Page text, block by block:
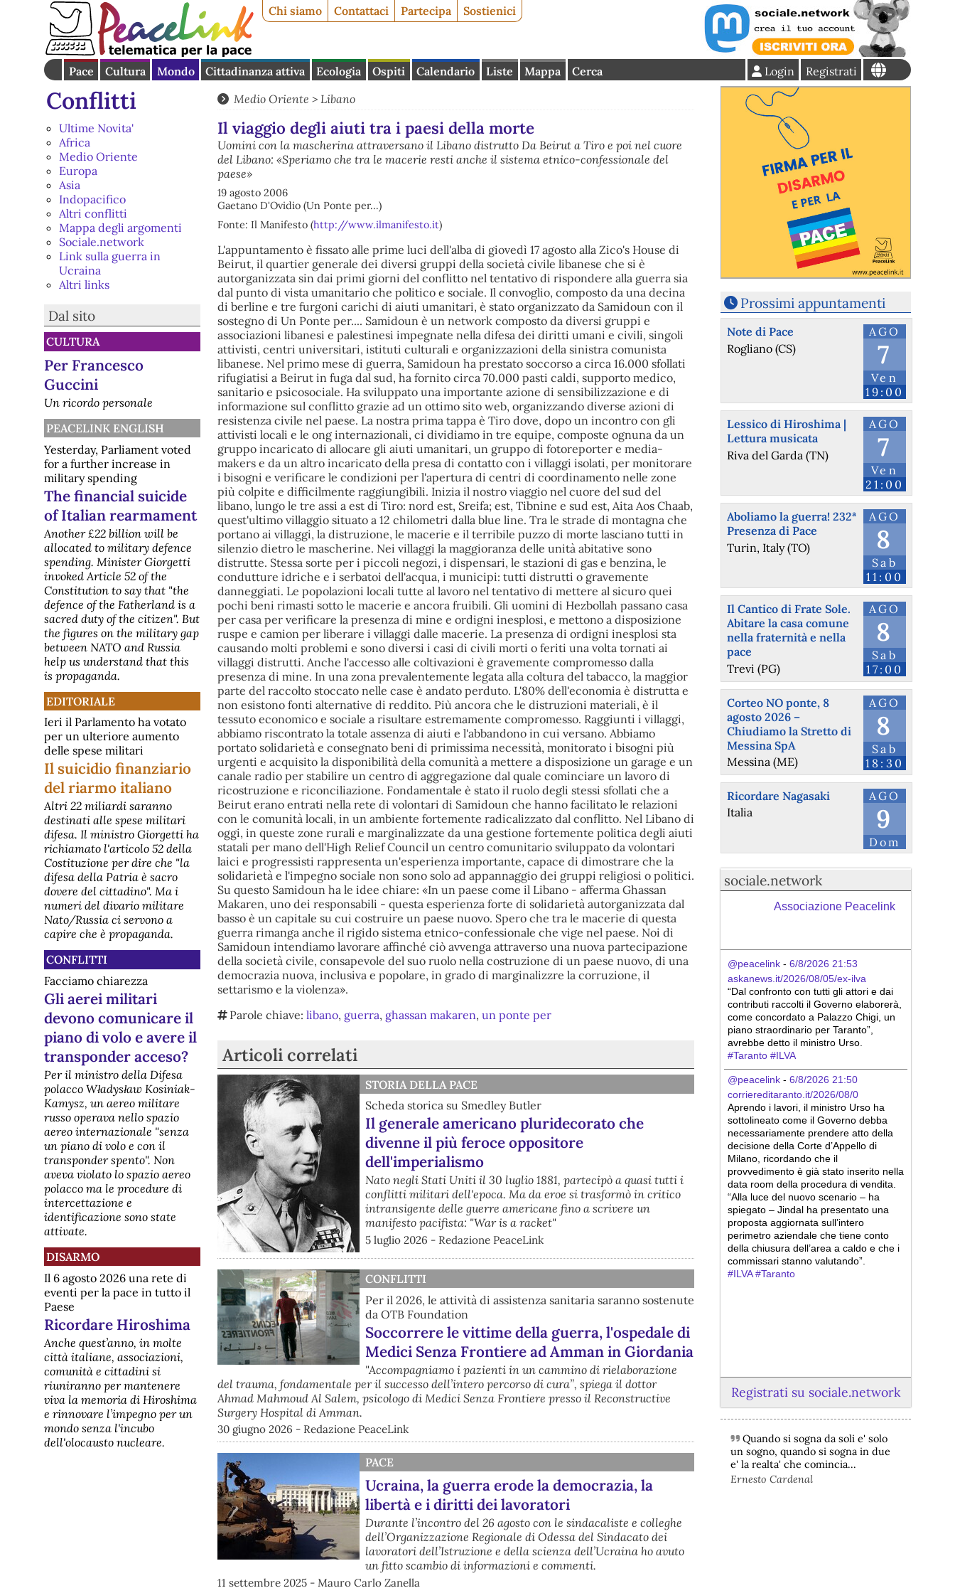
Chi siamo Contattaci Partecipa Sostienici
Pace Cultura Mondo Cittadinanza attiva Ecologia Ospiti Calendario Liste Mappa Cerca Registrati
Login
Conflitti
Ultime Novita'
Africa
Medio Oriente
Europa
Asia
Indopacifico
Altri conflitti
Mappa degli argomenti
Sociale.network
Link sulla guerra in
Ucraina
Altri links
Dal sito
CULTURA
Per Francesco
Guccini
Un ricordo personale
PEACELINK ENGLISH
Yesterday, Parliament voted
for a further increase in
military spending
The financial suicide
of Italian rearmament
Another £22 billion will be
allocated to military defence
spending. Minister Giorgetti
invoked Article 52 of the
Constitution to say that "the
defence of the Fatherland is a
sacred duty of the citizen". But
the figures on the military gap
between NATO and Russia
help us understand that this
is propaganda.
EDITORIALE
Ieri il Parlamento ha votato
per un ulteriore aumento
delle spese militari
Il suicidio finanziario
del riarmo italiano
Altri 22 miliardi saranno
destinati alle spese militari
difesa. Il ministro Giorgetti ha
richiamato l'articolo 52 della
Costituzione per dire che "la
difesa della Patria è sacro
dovere del cittadino". Ma i
numeri del divario militare
Nato/Russia ci servono a
capire che è propaganda.
CONFLITTI
Facciamo chiarezza
Gli aerei militari
devono comunicare il
piano di volo e avere il
transponder acceso?
Per il ministro della Difesa
polacco Władysław Kosiniak-
Kamysz, un aereo militare
russo operava nello spazio
aereo internazionale "senza
un piano di volo e con il
transponder spento". Non
aveva violato lo spazio aereo
polacco ma le procedure di
intercettazione e
identificazione sono state
attivate.
DISARMO
Il 6 agosto 2026 una rete di
eventi per la pace in tutto il
Paese
Ricordare Hiroshima
Anche quest’anno, in molte
città italiane, associazioni,
comunità e cittadini si
riuniranno per mantenere
viva la memoria di Hiroshima
e rinnovare l’impegno per un
mondo senza l'incubo
dell'olocausto nucleare.
Medio Oriente >Libano
Il viaggio degli aiuti tra i paesi della morte
Uomini con la mascherina attraversano il Libano distrutto Da Beirut a Tiro e poi nel cuore
del Libano: «Speriamo che tra le macerie resti anche il sistema etnico-confessionale del
paese»
19 agosto 2006
Gaetano D'Ovidio (Un Ponte per...)
Fonte: Il Manifesto (http://www.ilmanifesto.it)
L'appuntamento è fissato alle prime luci dell'alba di giovedì 17 agosto alla Zico's House di
Beirut, il quartier generale dei diversi gruppi della società civile libanese che si è
autorganizzata sin dai primi giorni del conflitto nel tentativo di rispondere alla guerra sia
dal punto di vista umanitario che politico e sociale. Il convoglio, composto da una decina
di berline e tre furgoni carichi di aiuti umanitari, è stato organizzato da Samidoun con il
sostegno di Un Ponte per.... Samidoun è un network composto da diversi gruppi e
associazioni libanesi e palestinesi impegnate nella difesa dei diritti umani e civili, singoli
attivisti, centri universitari, istituti culturali e organizzazioni della sinistra comunista
libanese. Nel primo mese di guerra, Samidoun ha prestato soccorso a circa 16.000 sfollati
rifugiatisi a Beirut in fuga dal sud, ha fornito circa 70.000 pasti caldi, supporto medico,
sanitario e psicosociale. Ha sviluppato una importante azione di sensibilizzazione e di
informazione sul conflitto grazie ad un ottimo sito web, organizzando diverse azioni di
resistenza civile nel paese. La nostra prima tappa è Tiro dove, dopo un incontro con gli
attivisti locali e le ong internazionali, ci dividiamo in tre equipe, composte ognuna da un
gruppo incaricato di allocare gli aiuti umanitari, un gruppo di fotoreporter e media-
makers e da un altro incaricato della presa di contatto con i villaggi isolati, per monitorare
i bisogni e verificare le condizioni per l'apertura di centri di coordinamento nelle zone
più colpite e difficilmente raggiungibili. Inizia il nostro viaggio nel cuore del sud del
libano, lungo le tre assi a est di Tiro: nord est, Sreifa; est, Tibnine e sud est, Aita Aos Chaab,
quest'ultimo villaggio situato a 12 chilometri dalla blue line. Tra le strade di montagna che
portano ai villaggi, la distruzione, le macerie e il terribile puzzo di morte lasciano tutti in
silenzio dietro le mascherine. Nei villaggi la maggioranza delle unità abitative sono
distrutte. Stessa sorte per i piccoli negozi, i dispensari, le stazioni di gas e benzina, le
condutture idriche e i serbatoi dell'acqua, i municipi: tutti distrutti o gravemente
danneggiati. Le popolazioni locali tutte al lavoro nel tentativo di mettere al sicuro quei
pochi beni rimasti sotto le macerie e ancora fruibili. Gli uomini di Hezbollah passano casa
per casa per verificare la presenza di mine e ordigni inesplosi, e mettono a disposizione
ruspe e camion per liberare i villaggi dalle macerie. La presenza di ordigni inesplosi sta
causando molti problemi e sono diversi i casi di civili morti o feriti una volta tornati ai
villaggi distrutti. Anche l'accesso alle coltivazioni è gravemente compromesso dalla
presenza di mine. In una zona prevalentemente legata alla coltura del tabacco, la maggior
parte del raccolto stoccato nelle case è andato perduto. L'80% dell'economia è distrutta e
non esistono fonti alternative di reddito. Più ancora che le distruzioni materiali, è il
tessuto economico e sociale a risultare estremamente compromesso. Raggiunti i villaggi,
abbiamo riscontrato la totale assenza di aiuti e l'abbandono in cui versano. Abbiamo
portato solidarietà e consegnato beni di primissima necessità, monitorato i bisogni più
urgenti e acquisito la disponibilità della comunità a mettere a disposizione un garage e un
canale radio per stabilire un centro di aggregazione dal quale cominciare un lavoro di
ricostruzione e riconciliazione. Fondamentale è stato il ruolo degli stessi sfollati che a
Beirut erano entrati nella rete di volontari di Samidoun che hanno facilitato le relazioni
con le comunità locali, in un ambiente fortemente radicalizzato dal conflitto. Nel Libano di
oggi, in queste zone rurali e marginalizzate da una gestione fortemente politica degli aiuti
statali per mano dell'High Relief Council un centro comunitario sviluppato da volontari
laici e progressisti rappresenta un'esperienza importante, capace di dimostrare che la
solidarietà e l'impegno sociale non sono solo ad appannaggio dei gruppi religiosi o politici.
Su questo Samidoun ha le idee chiare: «In un paese come il Libano - afferma Ghassan
Makaren, uno dei responsabili - questa esperienza forte di solidarietà autorganizzata dal
basso è un capitale su cui costruire un paese nuovo. Spero che tra le macerie di questa
guerra rimanga anche il rigido sistema etnico-confessionale che vige nel paese. Noi di
Samidoun intendiamo lavorare affinché ciò avvenga attraverso una nuova partecipazione
della società civile, consapevole del suo ruolo nella costruzione di un paese nuovo, di una
democrazia nuova, inclusiva e popolare, in grado di marginalizzre la corruzione, il
settarismo e la violenza».
Parole chiave:libano, guerra, ghassan makaren,un ponte per
Articoli correlati
STORIA DELLA PACE
Scheda storica su Smedley Butler
Il generale americano pluridecorato che
divenne il più feroce oppositore
dell'imperialismo
Nato negli Stati Uniti il 30 luglio 1881, partecipò a quasi tutti i
conflitti militari dell'epoca. Ma da eroe si trasformò in critico
intransigente delle guerre americane fino a scrivere un
manifesto pacifista: "War is a racket"
5 luglio 2026 - Redazione PeaceLink
CONFLITTI
Per il 2026, le attività di assistenza sanitaria saranno sostenute
da OTB Foundation
Soccorrere le vittime della guerra, l'ospedale di
Medici Senza Frontiere ad Amman in Giordania
"Accompagniamo i pazienti in un cammino di rielaborazione
del trauma, fondamentale per il successo dell’intero percorso di cura”, spiega il dottor
Ahmad Mahmoud Al Salem, psicologo di Medici Senza Frontiere presso il Reconstructive
Surgery Hospital di Amman.
30 giugno 2026 - Redazione PeaceLink
PACE
Ucraina, la guerra erode la democrazia, la
libertà e i diritti dei lavoratori
Durante l’incontro del 26 agosto con le sindacaliste e colleghe
dell’Organizzazione Regionale di Odessa del Sindacato dei
lavoratori dell’Istruzione e della scienza dell’Ucraina ho avuto
un fitto scambio di informazioni e commenti.
11 settembre 2025 - Mauro Carlo Zanella
Prossimi appuntamenti
AGO
7
Ven
19:00
Note di Pace
Rogliano (CS)
AGO
7
Ven
21:00
Lessico di Hiroshima |
Lettura musicata
Riva del Garda (TN)
AGO
8
Sab
11:00
Aboliamo la guerra! 232ª
Presenza di Pace
Turin, Italy (TO)
AGO
8
Sab
17:00
Il Cantico di Frate Sole.
Abitare la casa comune
nella fraternità e nella
pace
Trevi (PG)
AGO
8
Sab
18:30
Corteo NO ponte, 8
agosto 2026 –
Chiudiamo la Stretto di
Messina SpA
Messina (ME)
AGO
9
Dom
Ricordare Nagasaki
Italia
sociale.network
Associazione Peacelink
@peacelink - 6/8/2026 21:53
askanews.it/2026/08/05/ex-ilva
“Dal confronto con tutti gli attori e dai
contributi raccolti il Governo elaborerà,
come concordato a Palazzo Chigi, un
piano straordinario per Taranto”,
avrebbe detto il ministro Urso.
#Taranto #ILVA
@peacelink - 6/8/2026 21:50
corriereditaranto.it/2026/08/0
Aprendo i lavori, il ministro Urso ha
sottolineato come il Governo debba
necessariamente prendere atto della
decisione della Corte d’Appello di
Milano, ricordando che il
provvedimento è già stato inserito nella
data room della procedura di vendita.
“Alla luce del nuovo scenario – ha
spiegato – Jindal ha presentato una
proposta aggiornata sull’intero
perimetro aziendale che tiene conto
della chiusura dell’area a caldo e che i
commissari stanno valutando”.
#ILVA #Taranto
@peacelink - 6/8/2026 21:45
borsaitaliana.it/borsa/notizie
Si sta ragionando su un piano B per
Taranto dopo la chiusura dell’area a
Registrati su sociale.network
Quando si sogna da soli e' solo
un sogno, quando si sogna in due
e' la realta' che comincia...
Ernesto Cardenal